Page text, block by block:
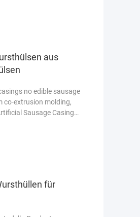
aus
no edible sausage
co-extrusion molding,
Sausage Casing
für